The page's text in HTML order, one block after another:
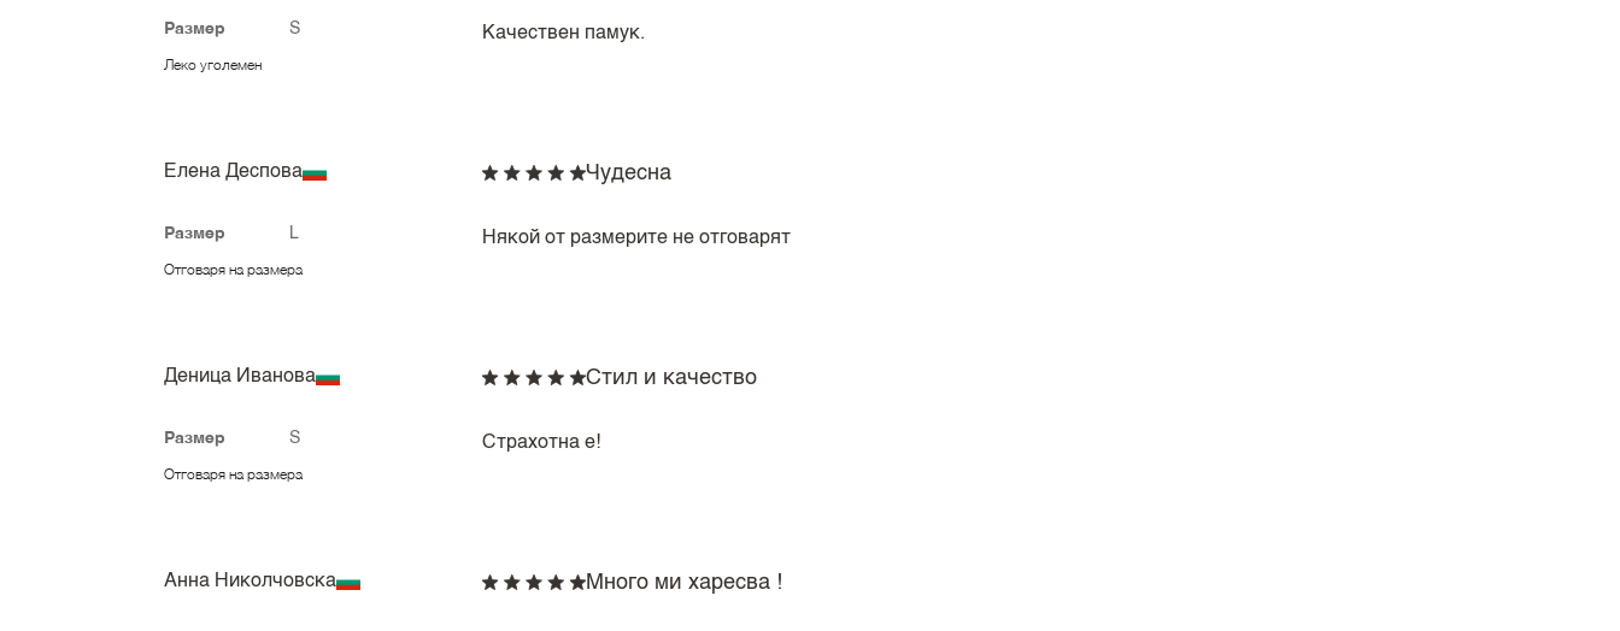
Размер S
Леко уголемен
Качествен памук.
Елена Деспова
Размер L
Отговаря на размера
Чудесна
Някой от размерите не отговарят
Деница Иванова
Размер S
Отговаря на размера
Стил и качество
Страхотна е!
Анна Николчовска Много ми харесва !